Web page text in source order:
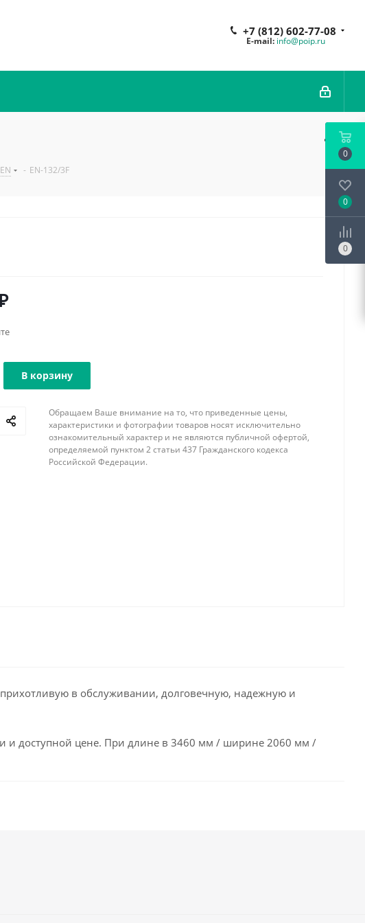
+7 (812) 602-77-08
E-mail: info@poip.ru
- EN-132/3F
В корзину
Обращаем Ваше внимание на то, что приведенные цены,
характеристики и фотографии товаров носят исключительно
ознакомительный характер и не являются публичной офертой,
определяемой пунктом 2 статьи 437 Гражданского кодекса
Российской Федерации.
в обслуживании, долговечную, надежную и
и доступной цене. При длине в 3460 мм / ширине 2060 мм /
0
0
0